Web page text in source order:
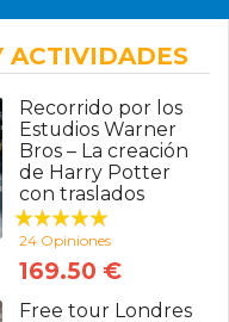
ACTIVIDADES
Recorrido por los
Estudios Warner
Bros – La creación
de Harry Potter
con traslados
24 Opiniones
169.50 €
Free tour Londres